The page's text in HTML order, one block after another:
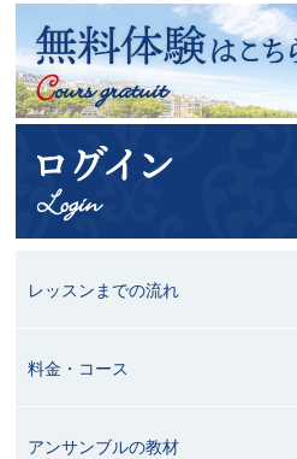
レッスンまでの流れ
料金・コース
アンサンブルの教材